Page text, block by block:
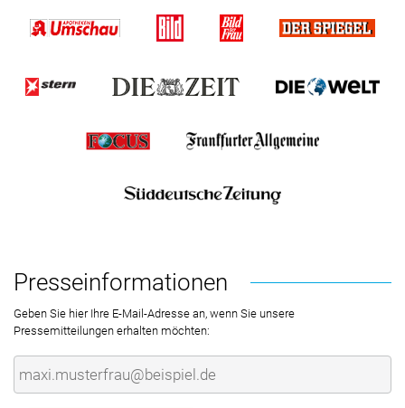
Presse­informationen
Geben Sie hier Ihre E-Mail-Adresse an, wenn Sie unsere
Pressemitteilungen erhalten möchten: